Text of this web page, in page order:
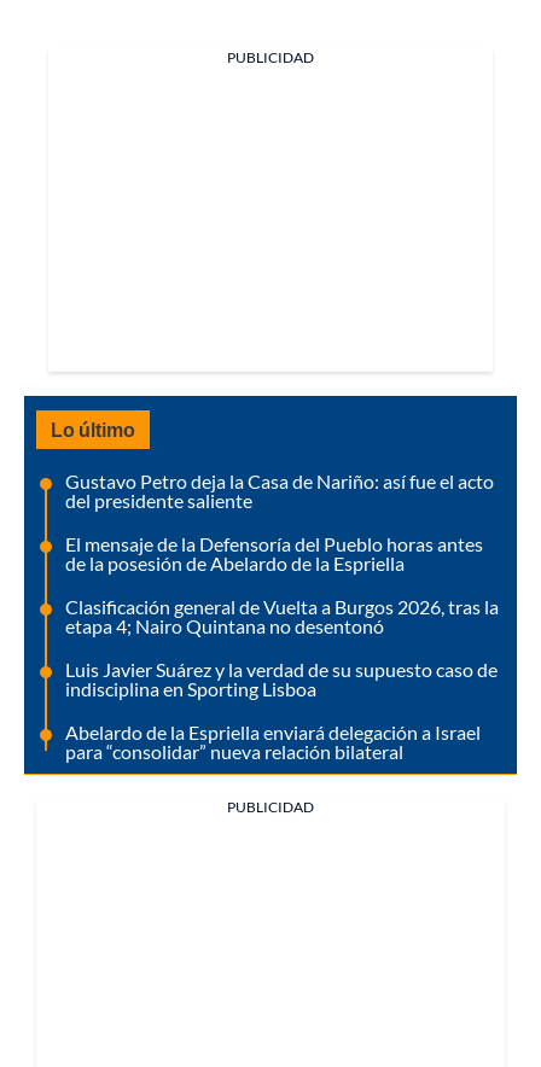
PUBLICIDAD
Lo último
Gustavo Petro deja la Casa de Nariño: así fue el acto
del presidente saliente
El mensaje de la Defensoría del Pueblo horas antes
de la posesión de Abelardo de la Espriella
Clasificación general de Vuelta a Burgos 2026, tras la
etapa 4; Nairo Quintana no desentonó
Luis Javier Suárez y la verdad de su supuesto caso de
indisciplina en Sporting Lisboa
Abelardo de la Espriella enviará delegación a Israel
para “consolidar” nueva relación bilateral
PUBLICIDAD